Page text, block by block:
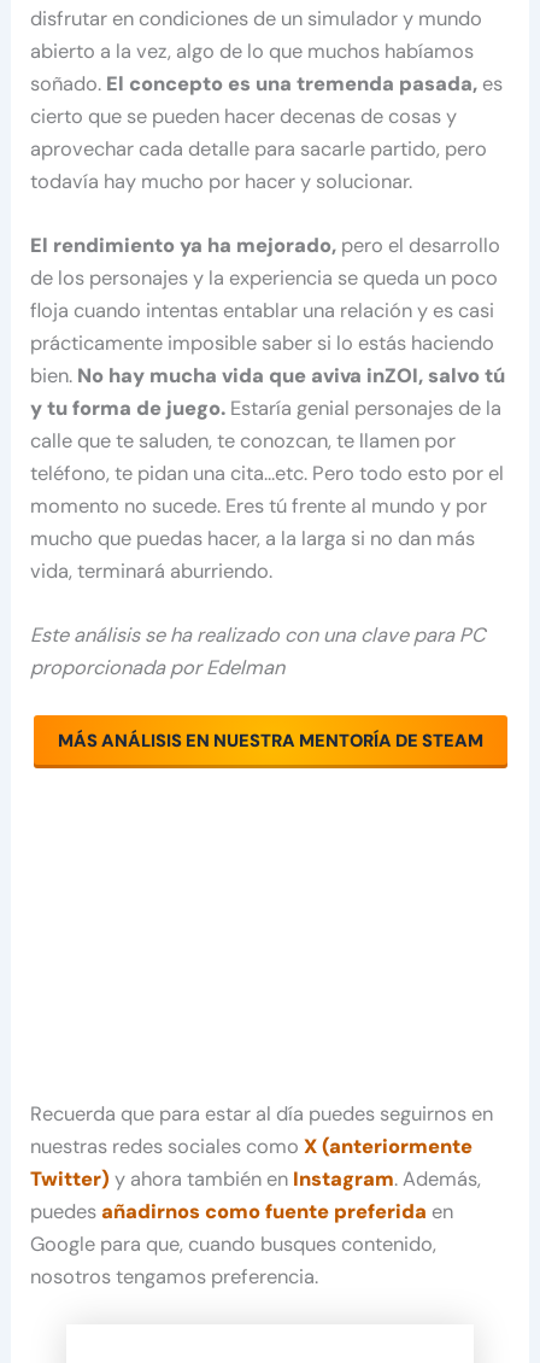
disfrutar en condiciones de un simulador y mundo
abierto a la vez, algo de lo que muchos habíamos
soñado. El concepto es una tremenda pasada, es
cierto que se pueden hacer decenas de cosas y
aprovechar cada detalle para sacarle partido, pero
todavía hay mucho por hacer y solucionar.
El rendimiento ya ha mejorado, pero el desarrollo
de los personajes y la experiencia se queda un poco
floja cuando intentas entablar una relación y es casi
prácticamente imposible saber si lo estás haciendo
bien. No hay mucha vida que aviva inZOI, salvo tú
y tu forma de juego. Estaría genial personajes de la
calle que te saluden, te conozcan, te llamen por
teléfono, te pidan una cita…etc. Pero todo esto por el
momento no sucede. Eres tú frente al mundo y por
mucho que puedas hacer, a la larga si no dan más
vida, terminará aburriendo.
Este análisis se ha realizado con una clave para PC
proporcionada por Edelman
MÁS ANÁLISIS EN NUESTRA MENTORÍA DE STEAM
Recuerda que para estar al día puedes seguirnos en
nuestras redes sociales comoX (anteriormente
Twitter) y ahora también en Instagram. Además,
puedesañadirnos como fuente preferida en
Google para que, cuando busques contenido,
nosotros tengamos preferencia.